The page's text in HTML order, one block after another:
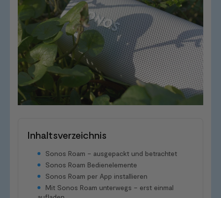
Inhaltsverzeichnis
Sonos Roam – ausgepackt und betrachtet
Sonos Roam Bedienelemente
Sonos Roam per App installieren
Mit Sonos Roam unterwegs – erst einmal